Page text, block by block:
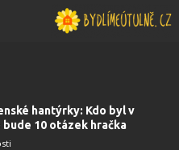
hantýrky: Kdo byl v
10 otázek hračka